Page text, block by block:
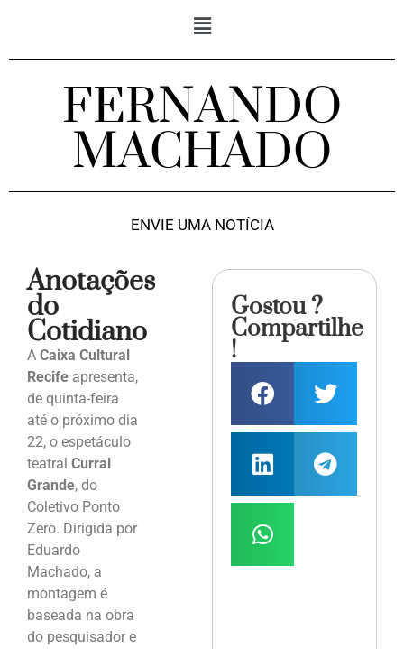
FERNANDO
MACHADO
ENVIE UMA NOTÍCIA
Anotações
do
Cotidiano
A Caixa Cultural
Recife apresenta,
de quinta-feira
até o próximo dia
22, o espetáculo
teatral Curral
Grande, do
Coletivo Ponto
Zero. Dirigida por
Eduardo
Machado, a
montagem é
baseada na obra
do pesquisador e
Gostou ?
Compartilhe
!